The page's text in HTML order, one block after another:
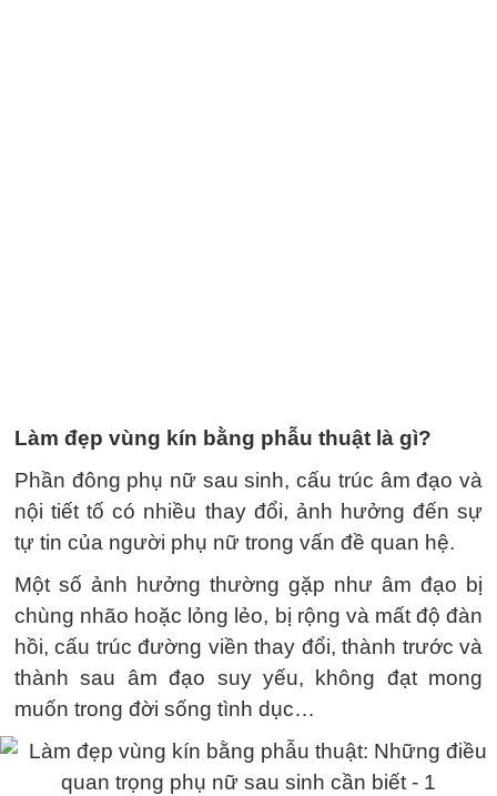
Làm đẹp vùng kín bằng phẫu thuật là gì?
Phần đông phụ nữ sau sinh, cấu trúc âm đạo và
nội tiết tố có nhiều thay đổi, ảnh hưởng đến sự
tự tin của người phụ nữ trong vấn đề quan hệ.
Một số ảnh hưởng thường gặp như âm đạo bị
chùng nhão hoặc lỏng lẻo, bị rộng và mất độ đàn
hồi, cấu trúc đường viền thay đổi, thành trước và
thành sau âm đạo suy yếu, không đạt mong
muốn trong đời sống tình dục…